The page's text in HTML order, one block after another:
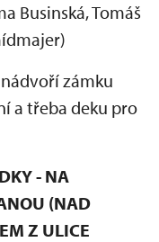
Businská, Tomáš
zámku
a třeba deku pro
- NA
(NAD
Z ULICE